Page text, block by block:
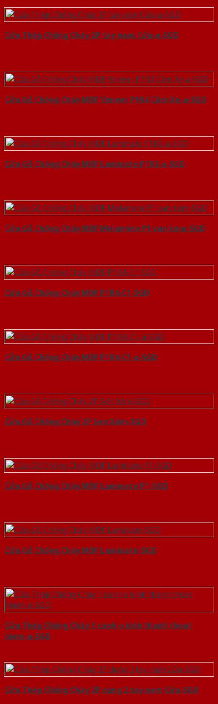
Cửa Thép Chống Cháy 2P tay nam Cửa-a-SGD
Cửa Gỗ Chống Cháy MDF Veneer P1R4 Căm Xe-a-SGD
Cửa Gỗ Chống Cháy MDF Laminate P1R2-a-SGD
Cửa Gỗ Chống Cháy MDF Melamine P1 van kem-SGD
Cửa Gỗ Chống Cháy MDF P1R4-C1-SGD
Cửa Gỗ Chống Cháy MDF P1R4-C1-a-SGD
Cửa Gỗ Chống Cháy 2P Sơn Xám-SGD
Cửa Gỗ Chống Cháy MDF Laminate P1-SGD
Cửa Gỗ Chống Cháy MDF Laminate-SGD
Cửa Thép Chống Cháy 1 canh o kinh thanh thoat
hiem-a-SGD
Cửa Thép Chống Cháy 2P dung 2 tay nam Cửa-SGD